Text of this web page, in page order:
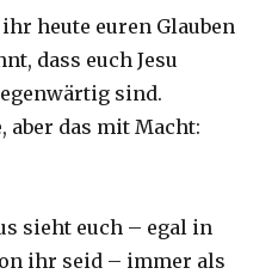
heute euren Glauben
dass euch Jesu
sind.
aber das mit Macht:
sieht euch – egal in
ihr seid – immer als